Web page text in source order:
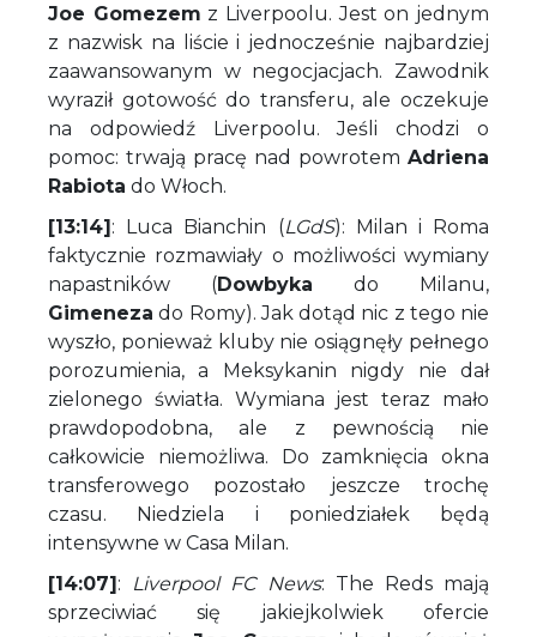
Joe Gomezem z Liverpoolu. Jest on jednym
z nazwisk na liście i jednocześnie najbardziej
zaawansowanym w negocjacjach. Zawodnik
wyraził gotowość do transferu, ale oczekuje
na odpowiedź Liverpoolu. Jeśli chodzi o
pomoc: trwają pracę nad powrotem Adriena
Rabiota do Włoch.
[13:14]: Luca Bianchin (LGdS): Milan i Roma
faktycznie rozmawiały o możliwości wymiany
napastników (Dowbyka do Milanu,
Gimeneza do Romy). Jak dotąd nic z tego nie
wyszło, ponieważ kluby nie osiągnęły pełnego
porozumienia, a Meksykanin nigdy nie dał
zielonego światła. Wymiana jest teraz mało
prawdopodobna, ale z pewnością nie
całkowicie niemożliwa. Do zamknięcia okna
transferowego pozostało jeszcze trochę
czasu. Niedziela i poniedziałek będą
intensywne w Casa Milan.
[14:07]: Liverpool FC News: The Reds mają
sprzeciwiać się jakiejkolwiek ofercie